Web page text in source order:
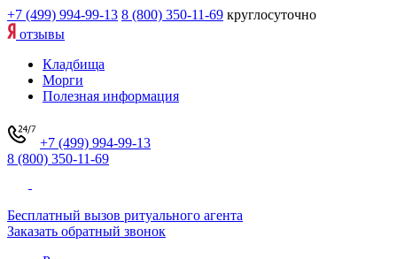
+7 (499) 994-99-13 8 (800) 350-11-69 круглосуточно
отзывы
Кладбища
Морги
Полезная информация
+7 (499) 994-99-13
8 (800) 350-11-69
Бесплатный вызов ритуального агента
Заказать обратный звонок